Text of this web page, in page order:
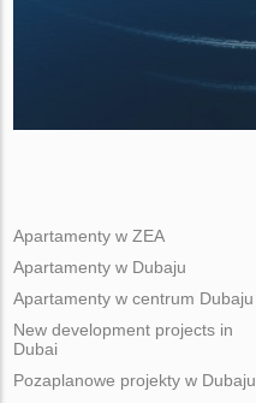
Apartamenty w ZEA
Apartamenty w Dubaju
Apartamenty w centrum Dubaju
New development projects in
Dubai
Pozaplanowe projekty w Dubaju